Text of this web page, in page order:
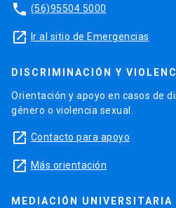
phone (56)95504 5000
launch Ir al sitio de Emergencias
DISCRIMINACIÓN Y
Orientación y apoyo en casos de
género o violencia sexual.
launch Contacto para apoyo
launch Más orientación
MEDIACIÓN UNIVERSITARIA